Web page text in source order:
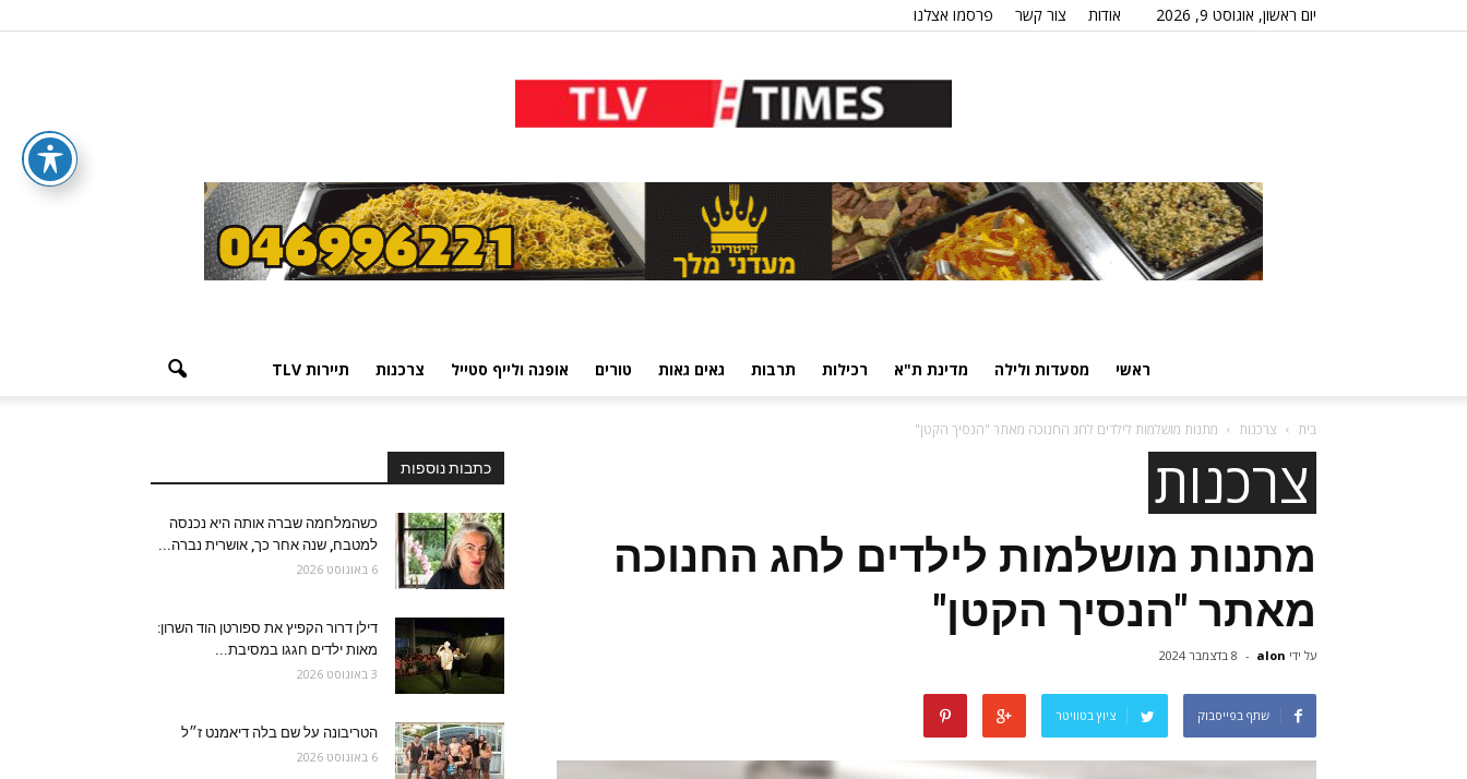
יום ראשון, אוגוסט 9, 2026 אודות צור קשר פרסמו אצלנו
ראשי מסעדות ולילה מדינת ת"א רכילות תרבות גאים גאות טורים אופנה ולייף סטייל צרכנות תיירות TLV
בית צרכנות מתנות מושלמות לילדים לחג החנוכה מאתר "הנסיך הקטן"
צרכנות
מתנות מושלמות לילדים לחג החנוכה
מאתר "הנסיך הקטן"
על ידי alon
- 8 בדצמבר 2024
שתף בפייסבוק ציוץ בטוויטר
כתבות נוספות
כשהמלחמה שברה אותה היא נכנסה
למטבח, שנה אחר כך, אושרית נברה...
6 באוגוסט 2026
דילן דרור הקפיץ את ספורטן הוד השרון:
מאות ילדים חגגו במסיבת...
3 באוגוסט 2026
הטריבונה על שם בלה דיאמנט ז״ל
6 באוגוסט 2026